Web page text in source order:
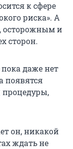
к сфере
риска». А
осторожным и
сторон.
даже нет
появятся
он, никакой
ждать не